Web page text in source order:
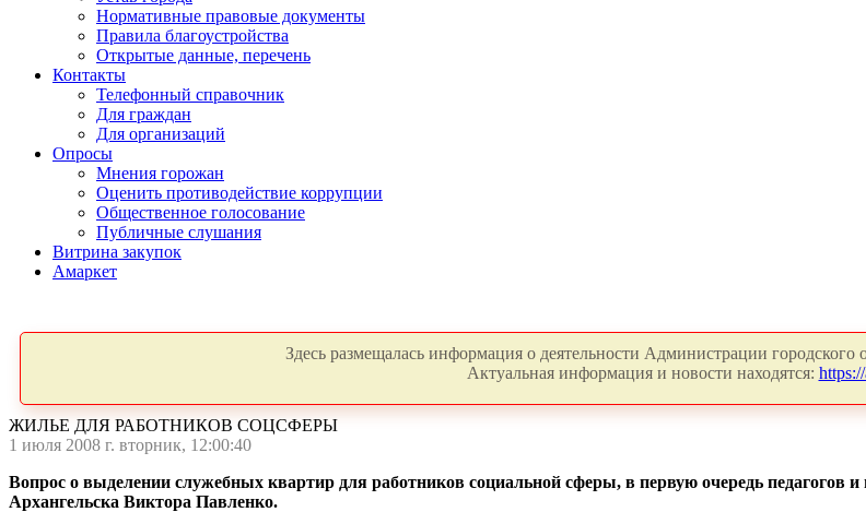
Нормативные правовые документы
Правила благоустройства
Открытые данные, перечень
Контакты
Телефонный справочник
Для граждан
Для организаций
Опросы
Мнения горожан
Оценить противодействие коррупции
Общественное голосование
Публичные слушания
Витрина закупок
Амаркет
Здесь размещалась информация о деятельности Администрации городского
Актуальная информация и новости находятся:
ЖИЛЬЕ ДЛЯ РАБОТНИКОВ СОЦСФЕРЫ
1 июля 2008 г. вторник, 12:00:40
Вопрос о выделении служебных квартир для работников социальной сферы, в первую очередь педагогов
Архангельска Виктора Павленко.